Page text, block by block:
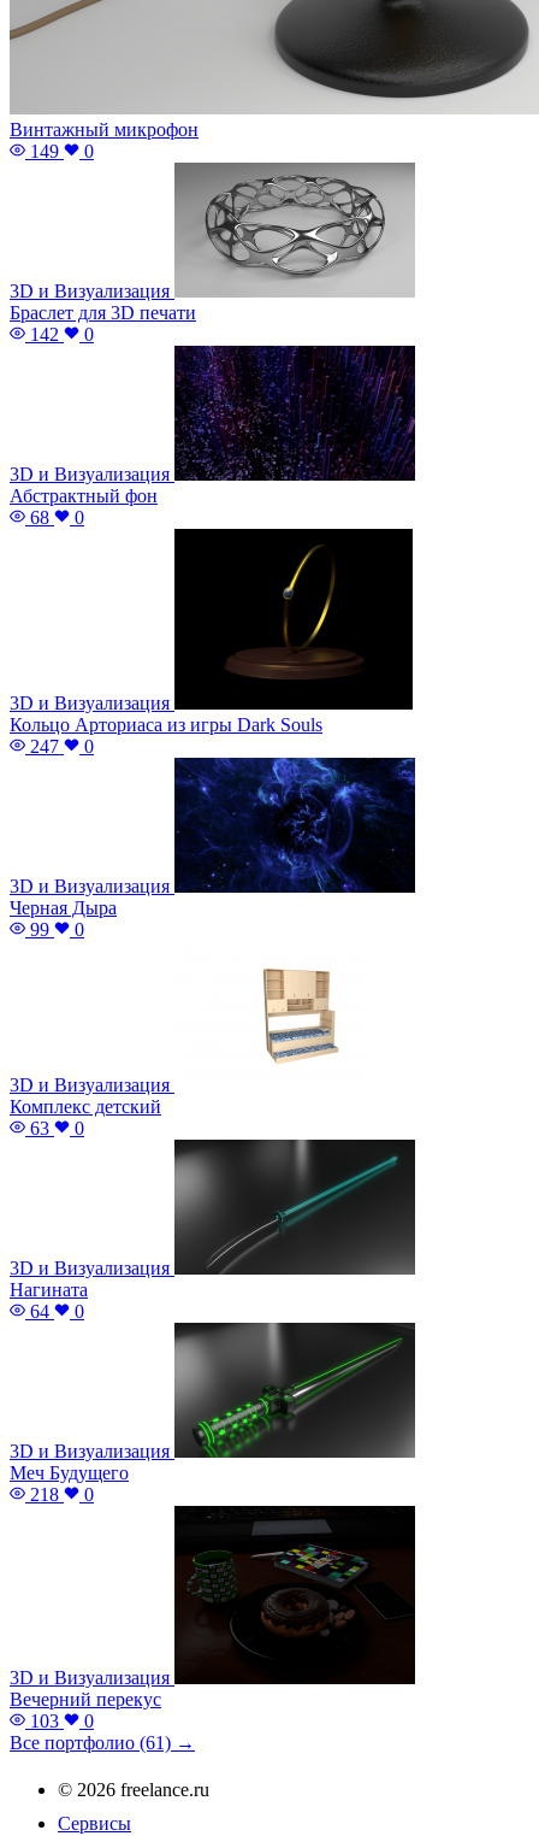
Винтажный микрофон
149
0
3D и Визуализация
Браслет для 3D печати
142
0
3D и Визуализация
Абстрактный фон
68
0
3D и Визуализация
Кольцо Арториаса из игры Dark Souls
247
0
3D и Визуализация
Черная Дыра
99
0
3D и Визуализация
Комплекс детский
63
0
3D и Визуализация
Нагината
64
0
3D и Визуализация
Меч Будущего
218
0
3D и Визуализация
Вечерний перекус
103
0
Все портфолио (61) →
© 2026 freelance.ru
Сервисы